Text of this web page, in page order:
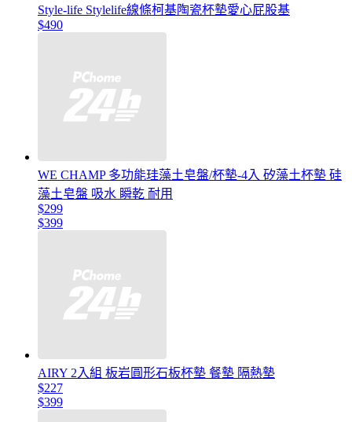
Style-life Stylelife線條柯基陶瓷杯墊愛心屁股基
$490
WE CHAMP 多功能珪藻土皂盤/杯墊-4入 矽藻土杯墊 硅
藻土皂盤 吸水 瞬乾 耐用
$299
$399
AIRY 2入組 板岩圓形石板杯墊 餐墊 隔熱墊
$227
$399